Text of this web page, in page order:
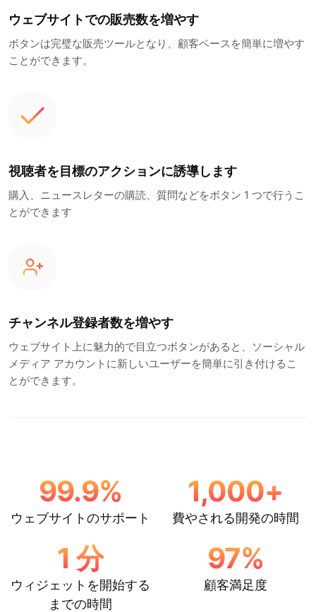
ウェブサイトでの販売数を増やす
ボタンは完璧な販売ツールとなり、顧客ベースを簡単に増やす
ことができます。
視聴者を目標のアクションに誘導します
購入、ニュースレターの購読、質問などをボタン 1 つで行うこ
とができます
チャンネル登録者数を増やす
ウェブサイト上に魅力的で目立つボタンがあると、ソーシャル
メディア アカウントに新しいユーザーを簡単に引き付けるこ
とができます。
99.9%
ウェブサイトのサポート
1,000+
費やされる開発の時間
1 分
ウィジェットを開始する
までの時間
97%
顧客満足度